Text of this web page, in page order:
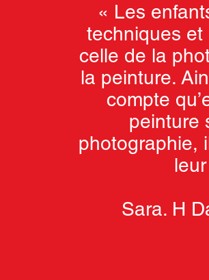
« Les
techniques et
celle de la
la peinture.
compte
peinture
photographie,
Sara. H